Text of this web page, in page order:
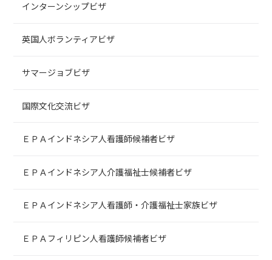
インターンシップビザ
英国人ボランティアビザ
サマージョブビザ
国際文化交流ビザ
ＥＰＡインドネシア人看護師候補者ビザ
ＥＰＡインドネシア人介護福祉士候補者ビザ
ＥＰＡインドネシア人看護師・介護福祉士家族ビザ
ＥＰＡフィリピン人看護師候補者ビザ